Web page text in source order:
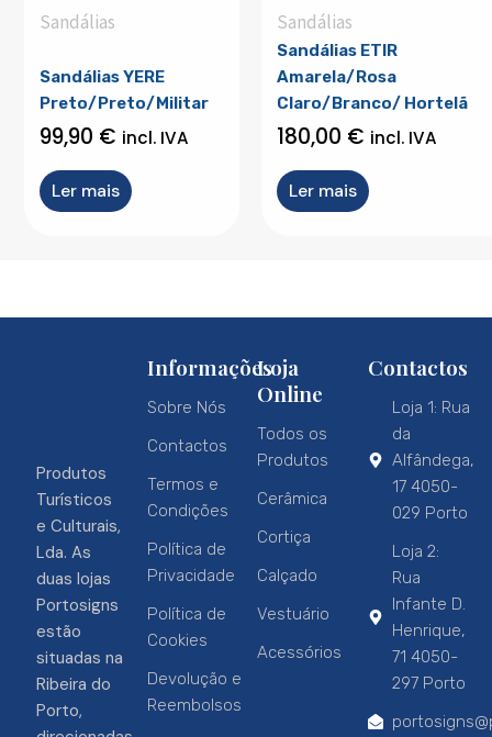
Sandálias
Sandálias YERE
Preto/Preto/Militar
99,90 € incl. IVA
Ler mais
Sandálias
Sandálias ETIR
Amarela/Rosa
Claro/Branco/ Hortelã
180,00 € incl. IVA
Ler mais
Produtos
Turísticos
e Culturais,
Lda. As
duas lojas
Portosigns
estão
situadas na
Ribeira do
Porto,
Informações
Sobre Nós
Contactos
Termos e
Condições
Política de
Privacidade
Política de
Cookies
Devolução e
Reembolsos
Loja
Online
Todos os
Produtos
Cerâmica
Cortiça
Calçado
Vestuário
Acessórios
Contactos
Loja 1: Rua
da
Alfândega,
17 4050-
029 Porto
Loja 2:
Rua
Infante D.
Henrique,
71 4050-
297 Porto